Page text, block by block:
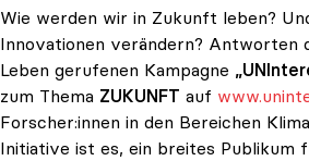
Wie werden wir in Zukunft leben?
Innovationen verändern? Antworten
Leben gerufenen Kampagne
zum Thema ZUKUNFT auf
Forscher:innen in den Bereichen
Initiative ist es, ein breites Publikum